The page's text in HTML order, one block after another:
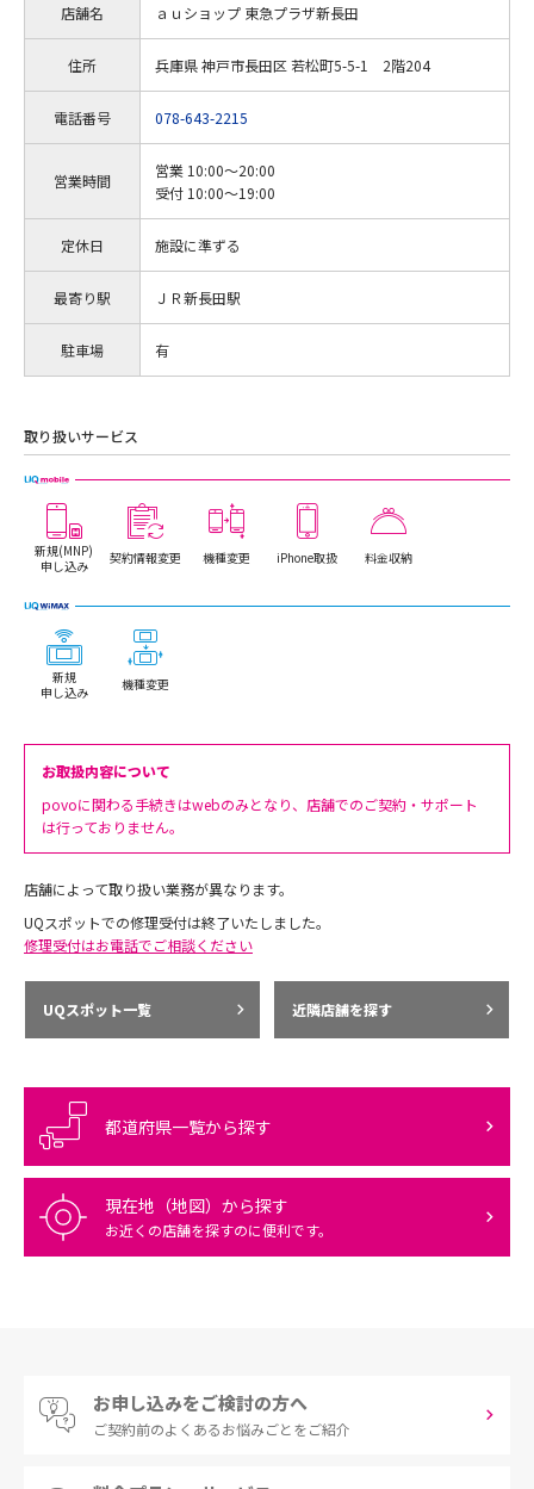
店舗名 ａｕショップ 東急プラザ新長田
住所 兵庫県 神戸市長田区 若松町5-5-1 2階204
電話番号 078-643-2215
営業時間
営業 10:00～20:00
受付 10:00～19:00
定休日 施設に準ずる
最寄り駅 ＪＲ新長田駅
駐車場 有
取り扱いサービス
新規(MNP)
申し込み
契約情報変更 機種変更 iPhone取扱 料金収納
新規
申し込み
機種変更
お取扱内容について
povoに関わる手続きはwebのみとなり、店舗でのご契約・サポート
は行っておりません。
店舗によって取り扱い業務が異なります。
UQスポットでの修理受付は終了いたしました。
修理受付はお電話でご相談ください
UQスポット一覧 近隣店舗を探す
都道府県一覧から探す
現在地（地図）から探す
お近くの店舗を探すのに便利です。
お申し込みをご検討の方へ
ご契約前のよくあるお悩みごとをご紹介